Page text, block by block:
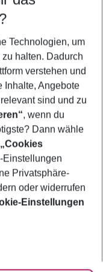
Technologien, um
halten. Dadurch
verstehen und
Inhalte, Angebote
sind und zu
, wenn du
Dann wähle
„Cookies
Einstellungen
Privatsphäre-
oder widerrufen
Einstellungen